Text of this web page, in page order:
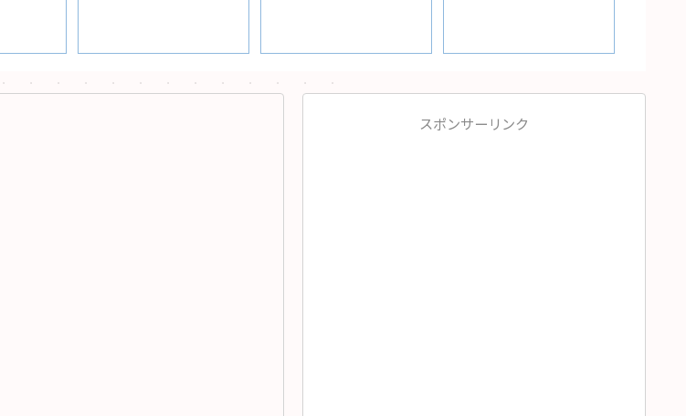
スポンサーリンク